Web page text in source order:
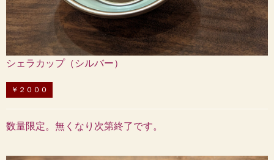
シェラカップ（シルバー）
￥２０００
数量限定。無くなり次第終了です。